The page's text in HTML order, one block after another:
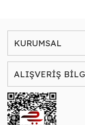
KURUMSAL
ALIŞVERİŞ